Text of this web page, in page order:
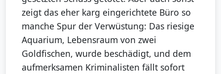
zeigt das eher karg eingerichtete Büro so
manche Spur der Verwüstung: Das riesige
Aquarium, Lebensraum von zwei
Goldfischen, wurde beschädigt, und dem
aufmerksamen Kriminalisten fällt sofort